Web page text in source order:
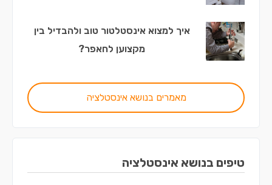
איך למצוא אינסטלטור טוב ולהבדיל בין
מקצוען לחאפר?
מאמרים בנושא אינסטלציה
טיפים בנושא אינסטלציה